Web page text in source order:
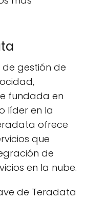
gestión de
fundada en
líder en la
ofrece
que
de
en la nube.
de Teradata